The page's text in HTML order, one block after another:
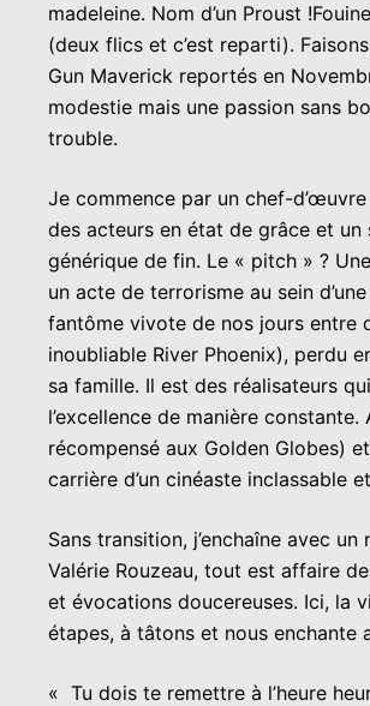
madeleine. Nom d’un Proust
(deux flics et c’est reparti).
Gun Maverick reportés en
modestie mais une passion sans
trouble.
Je commence par un chef-
des acteurs en état de grâce et
générique de fin. Le « pitch » ?
un acte de terrorisme au sein
fantôme vivote de nos jours entre
inoubliable River Phoenix), perdu
sa famille. Il est des réalisateurs
l’excellence de manière
récompensé aux Golden Globes)
carrière d’un cinéaste inclassable
Sans transition, j’enchaîne avec
Valérie Rouzeau, tout est affaire
et évocations doucereuses. Ici, la
étapes, à tâtons et nous enchante
« Tu dois te remettre à l’heure